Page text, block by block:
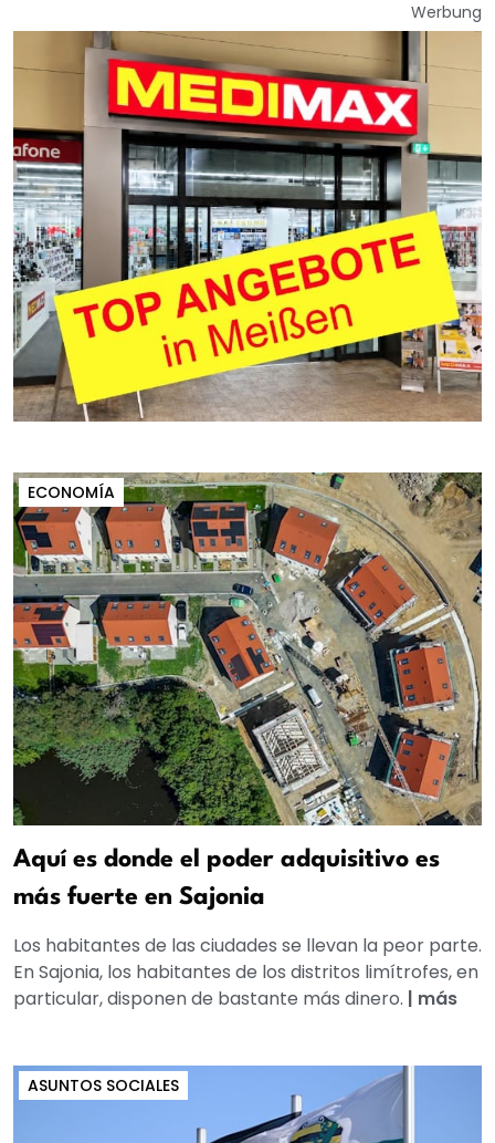
Werbung
ECONOMÍA
Aquí es donde el poder adquisitivo es
más fuerte en Sajonia
Los habitantes de las ciudades se llevan la peor parte.
En Sajonia, los habitantes de los distritos limítrofes, en
particular, disponen de bastante más dinero. | más
ASUNTOS SOCIALES